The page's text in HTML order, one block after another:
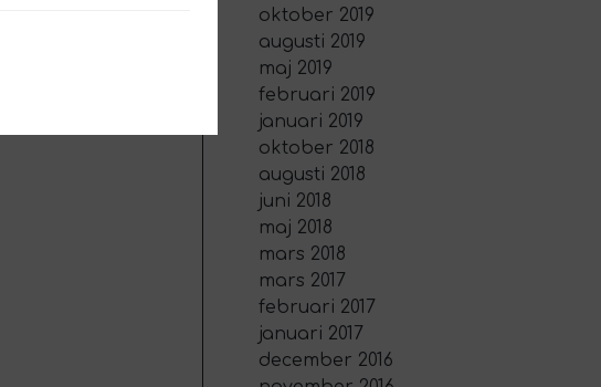
oktober 2019
augusti 2019
maj 2019
februari 2019
januari 2019
oktober 2018
augusti 2018
juni 2018
maj 2018
mars 2018
mars 2017
februari 2017
januari 2017
december 2016